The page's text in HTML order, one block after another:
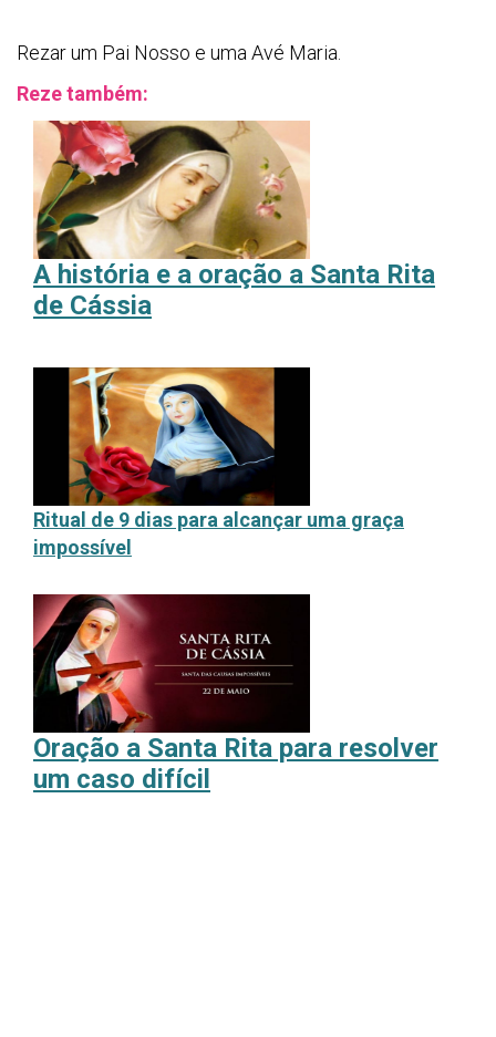
Rezar um Pai Nosso e uma Avé Maria.
Reze também:
A história e a oração a Santa Rita
de Cássia
Ritual de 9 dias para alcançar uma graça
impossível
Oração a Santa Rita para resolver
um caso difícil